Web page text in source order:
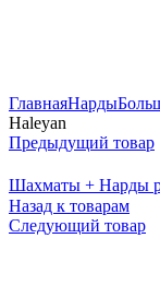
ГлавнаяНарды
Haleyan
Предыдущий товар
Шахматы + Нарды
Назад к товарам
Следующий товар